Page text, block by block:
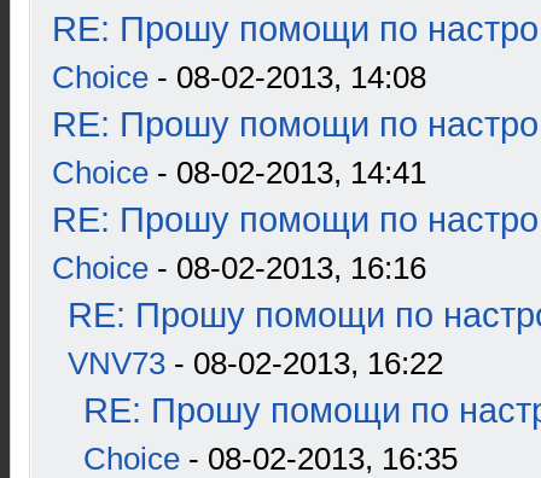
RE: Прошу помощи по
Choice - 08-02-2013, 14:08
RE: Прошу помощи по
Choice - 08-02-2013, 14:41
RE: Прошу помощи по
Choice - 08-02-2013, 16:16
RE: Прошу помощи по
VNV73 - 08-02-2013, 16:22
RE: Прошу помощи по
Choice - 08-02-2013, 16:35